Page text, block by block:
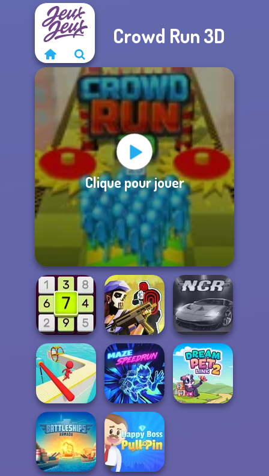
Crowd Run 3D
Clique pour jouer
Daily Sudoku
Tom Clancy's
Shootout
Night City Racing
Fun Race 3D Maze Speedrun